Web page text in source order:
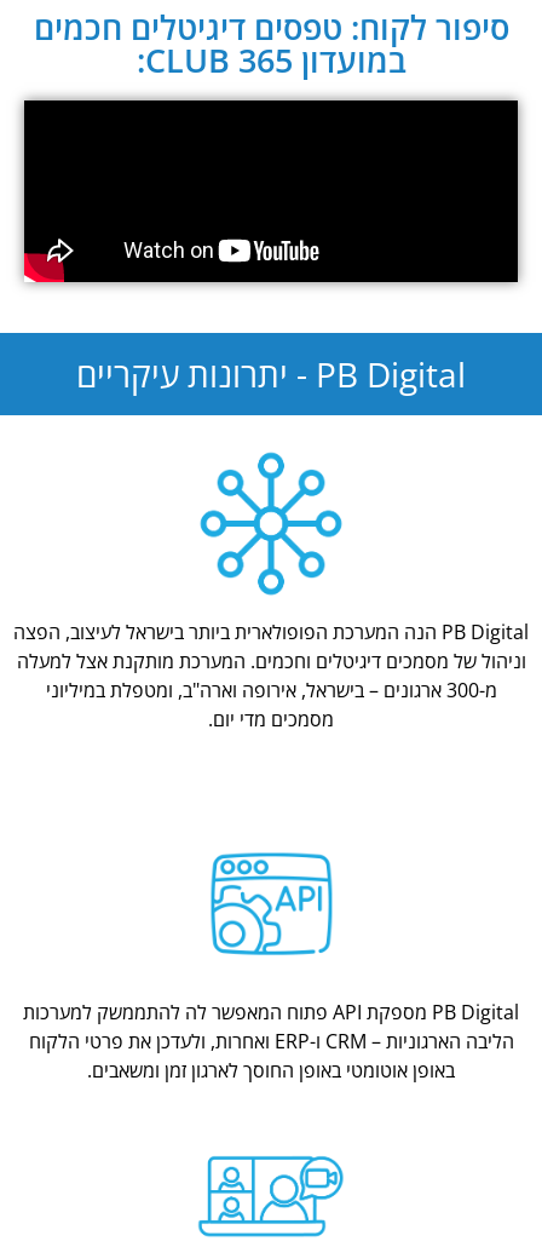
סיפור לקוח: טפסים דיגיטלים חכמים
במועדון CLUB 365:
PB Digital - יתרונות עיקריים
PB Digital הנה המערכת הפופולארית ביותר בישראל לעיצוב, הפצה
וניהול של מסמכים דיגיטלים וחכמים. המערכת מותקנת אצל למעלה
מ-300 ארגונים – בישראל, אירופה וארה"ב, ומטפלת במיליוני
מסמכים מדי יום.
PB Digital מספקת API פתוח המאפשר לה להתממשק למערכות
הליבה הארגוניות – CRM ו-ERP ואחרות, ולעדכן את פרטי הלקוח
באופן אוטומטי באופן החוסך לארגון זמן ומשאבים.